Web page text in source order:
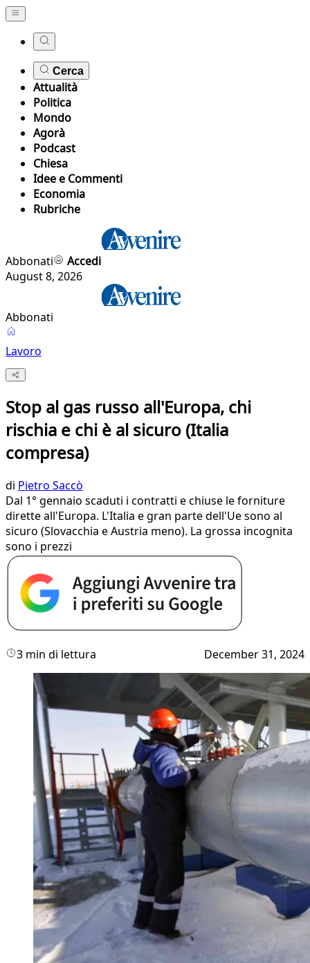
Cerca
Attualità
Politica
Mondo
Agorà
Podcast
Chiesa
Idee e Commenti
Economia
Rubriche
Abbonati
Accedi
August 8, 2026
Abbonati
Lavoro
Stop al gas russo all'Europa, chi
rischia e chi è al sicuro (Italia
compresa)
di Pietro Saccò
Dal 1° gennaio scaduti i contratti e chiuse le forniture
dirette all'Europa. L'Italia e gran parte dell'Ue sono al
sicuro (Slovacchia e Austria meno). La grossa incognita
sono i prezzi
3 min di lettura December 31, 2024